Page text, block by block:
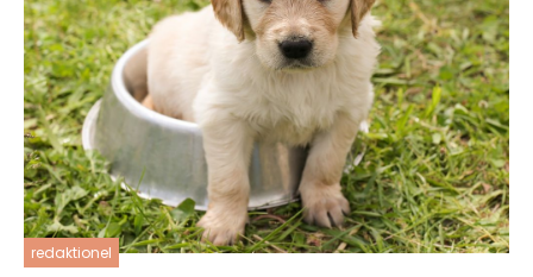
redaktionel